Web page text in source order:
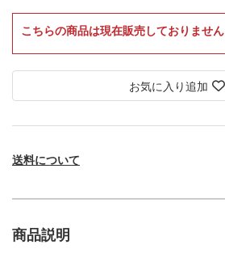
こちらの商品は現在販売しておりません
お気に入り追加
送料について
商品説明